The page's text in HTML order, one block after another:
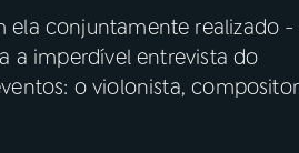
ela conjuntamente realizado -
a imperdível entrevista do
o violonista, compositor